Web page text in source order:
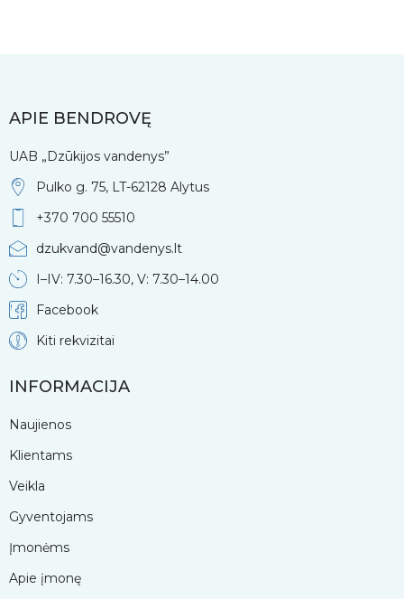
APIE BENDROVĘ
UAB „Dzūkijos vandenys”
Pulko g. 75, LT-62128 Alytus
+370 700 55510
dzukvand@vandenys.lt
I–IV: 7.30–16.30, V: 7.30–14.00
Facebook
Kiti rekvizitai
INFORMACIJA
Naujienos
Klientams
Veikla
Gyventojams
Įmonėms
Apie įmonę